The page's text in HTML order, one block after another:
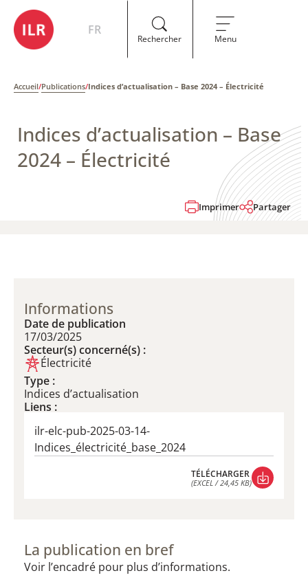
FR
Rechercher Menu
Accueil/Publications/Indices d’actualisation – Base 2024 – Électricité
Indices d’actualisation – Base
2024 – Électricité
Imprimer Partager
Informations
Date de publication
17/03/2025
Secteur(s) concerné(s) :
Électricité
Type :
Indices d’actualisation
Liens :
ilr-elc-pub-2025-03-14-
Indices_électricité_base_2024
TÉLÉCHARGER
(EXCEL / 24,45 KB)
La publication en bref
Voir l’encadré pour plus d’informations.